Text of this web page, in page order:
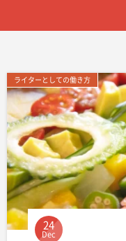
ライターとしての働き方
24
Dec